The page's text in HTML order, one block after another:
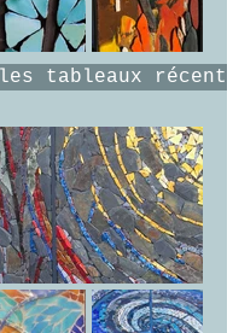
tableaux